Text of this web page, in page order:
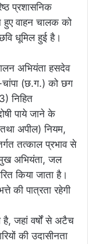
प्रशासनिक
हुए वाहन चालक को
धूमिल हुई है।
अभियंता हसदेव
चांपा (छ.ग.) को छग
निहित
पाये जाने के
अपील) नियम,
तत्काल प्रभाव से
अभियंता, जल
किया जाता है।
की पात्रता रहेगी
जहां वर्षों से अटैच
की उदासीनता